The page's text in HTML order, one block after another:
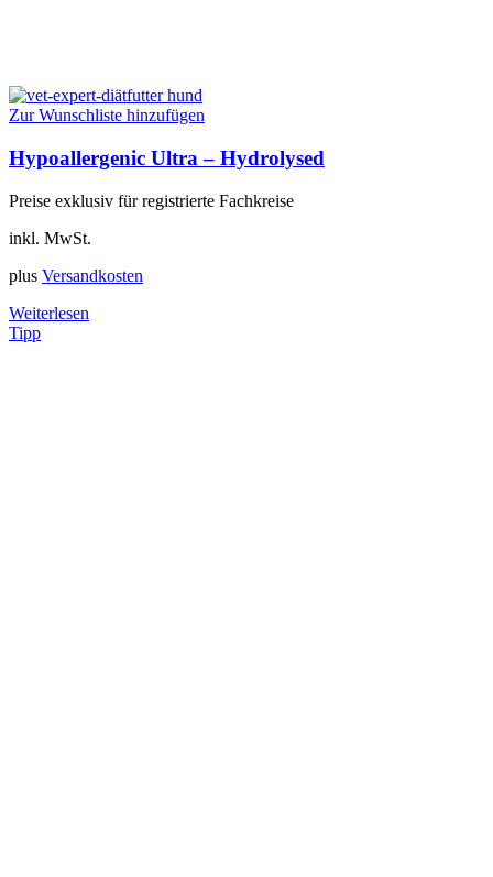
Zur Wunschliste hinzufügen
Hypoallergenic Ultra – Hydrolysed
Preise exklusiv für registrierte Fachkreise
inkl. MwSt.
plus Versandkosten
Weiterlesen
Tipp